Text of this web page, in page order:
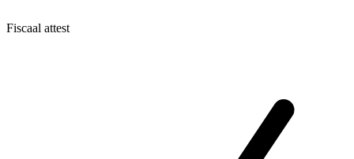
Fiscaal attest